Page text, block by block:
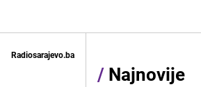
Radiosarajevo.ba
/ Najnovije